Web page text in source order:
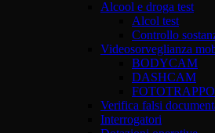
Alcool e droga test
Alcol test
Controllo
Videosorveglianza
BODYCAM
DASHCAM
Verifica falsi
Interrogatori